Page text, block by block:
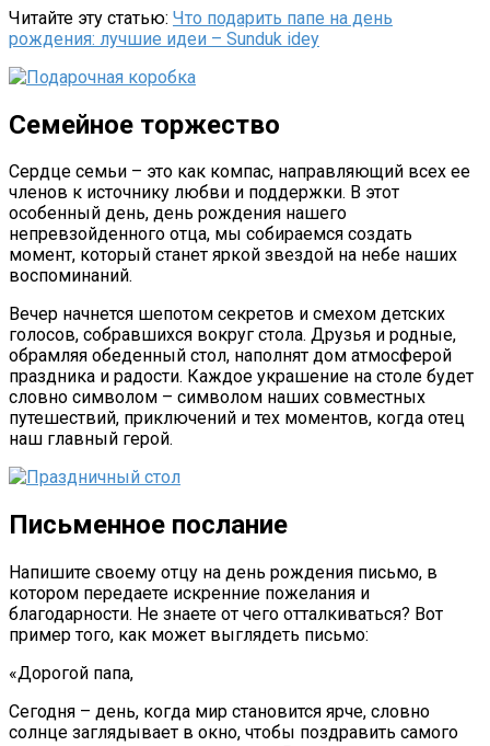
Читайте эту статью: Что подарить папе на день
рождения: лучшие идеи – Sunduk idey
Семейное торжество
Сердце семьи – это как компас, направляющий всех ее
членов к источнику любви и поддержки. В этот
особенный день, день рождения нашего
непревзойденного отца, мы собираемся создать
момент, который станет яркой звездой на небе наших
воспоминаний.
Вечер начнется шепотом секретов и смехом детских
голосов, собравшихся вокруг стола. Друзья и родные,
обрамляя обеденный стол, наполнят дом атмосферой
праздника и радости. Каждое украшение на столе будет
словно символом – символом наших совместных
путешествий, приключений и тех моментов, когда отец
наш главный герой.
Письменное послание
Напишите своему отцу на день рождения письмо, в
котором передаете искренние пожелания и
благодарности. Не знаете от чего отталкиваться? Вот
пример того, как может выглядеть письмо:
«Дорогой папа,
Сегодня – день, когда мир становится ярче, словно
солнце заглядывает в окно, чтобы поздравить самого